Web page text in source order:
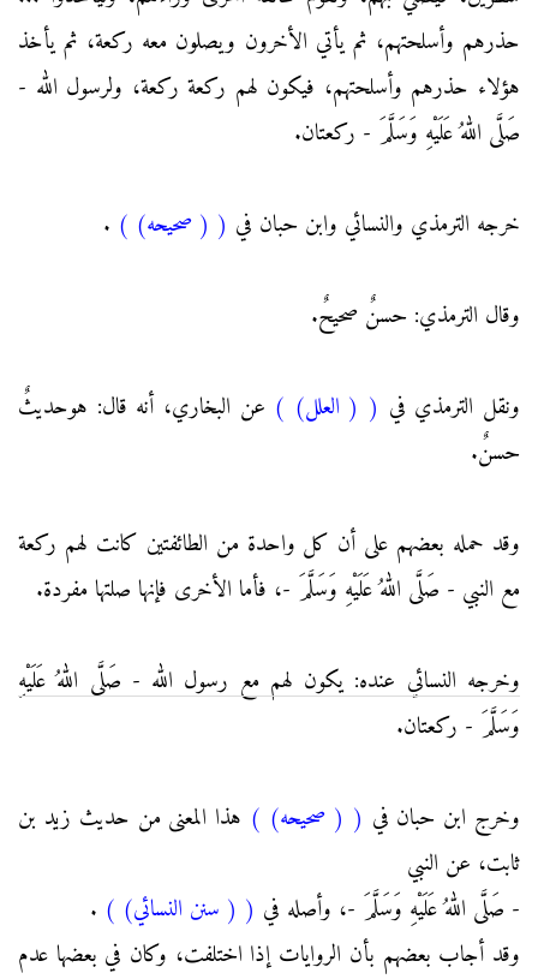
حذرهم وأسلحتهم، ثم يأتي الأخرون ويصلون معه ركعة، ثم يأخذ
هؤلاء حذرهم وأسلحتهم، فيكون لهم ركعة ركعة، ولرسول الله -
صَلَّى اللهُ عَلَيْهِ وَسَلَّمَ - ركعتان.
خرجه الترمذي والنسائي وابن حبان في ( ( صحيحه) )
.
وقال الترمذي: حسنٌ صحيحٌ.
ونقل الترمذي في ( ( العلل) ) عن البخاري، أنه قال: هوحديثٌ
حسنٌ.
وقد حمله بعضهم على أن كل واحدة من الطائفتين كانت لهم ركعة
مع النبي - صَلَّى اللهُ عَلَيْهِ وَسَلَّمَ -، فأما الأخرى فإنها صلتها مفردة.
وخرجه النسائي عنده: يكون لهم مع رسول الله - صَلَّى اللهُ عَلَيْهِ
وَسَلَّمَ - ركعتان.
وخرج ابن حبان في ( ( صحيحه) ) هذا المعنى من حديث زيد بن
ثابت، عن النبي
- صَلَّى اللهُ عَلَيْهِ وَسَلَّمَ -، وأصله في ( ( سنن النسائي) )
.
وقد أجاب بعضهم بأن الروايات إذا اختلفت، وكان في بعضها عدم